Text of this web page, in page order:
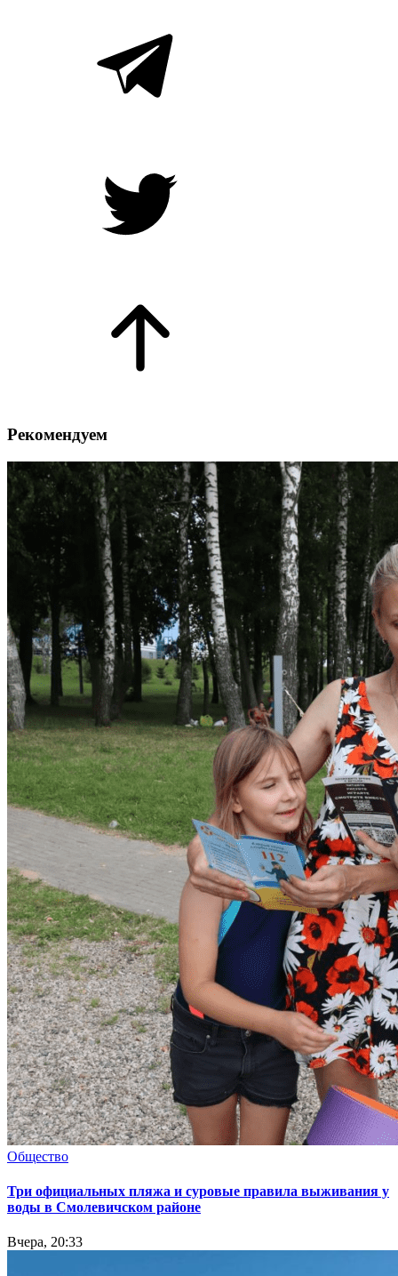
Рекомендуем
Общество
Три официальных пляжа и суровые правила выживания у
воды в Смолевичском районе
Вчера, 20:33